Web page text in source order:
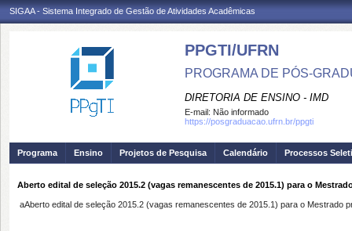
SIGAA - Sistema Integrado de Gestão de Atividades Acadêmicas
PPGTI/UFRN
PROGRAMA DE PÓS-
DIRETORIA DE ENSINO - IMD
E-mail: Não informado
https://posgraduacao.ufrn.br/ppgti
Programa Ensino Projetos de Pesquisa Calendário Processos
Aberto edital de seleção 2015.2 (vagas remanescentes de 2015.1) para o
aAberto edital de seleção 2015.2 (vagas remanescentes de 2015.1) para o Mestrado